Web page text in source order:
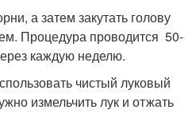
а затем закутать голову
Процедура проводится 50-
каждую неделю.
чистый луковый
измельчить лук и отжать